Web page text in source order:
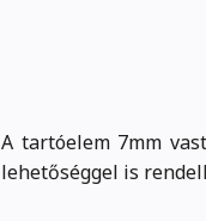
A tartóelem 7mm
lehetőséggel is